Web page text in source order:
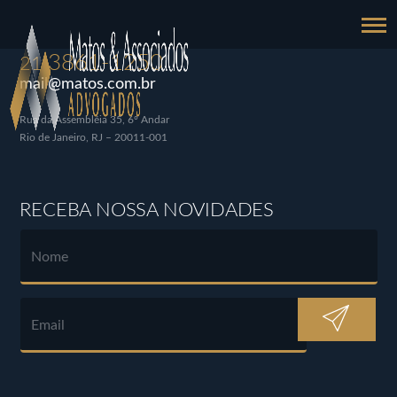
213861-1250
mail@matos.com.br
Rua da Assembléia 35, 6º Andar
Rio de Janeiro, RJ – 20011-001
RECEBA NOSSA NOVIDADES